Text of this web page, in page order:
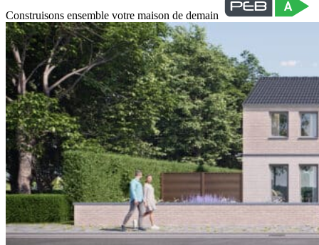
Construisons ensemble votre maison de demain